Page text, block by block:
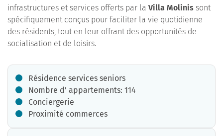
infrastructures et services offerts par la Villa Molinis sont
spécifiquement conçus pour faciliter la vie quotidienne
des résidents, tout en leur offrant des opportunités de
socialisation et de loisirs.
Résidence services seniors
Nombre d' appartements: 114
Conciergerie
Proximité commerces